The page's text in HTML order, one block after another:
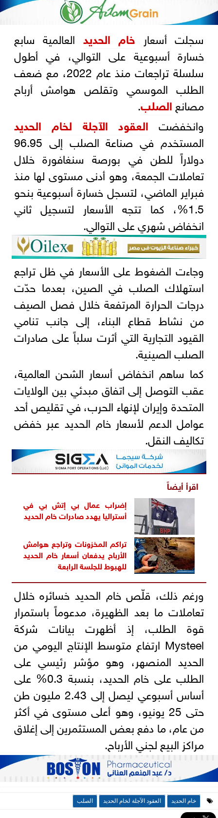
سجلت أسعار خام الحديد العالمية سابع
خسارة أسبوعية على التوالي، في أطول
سلسلة تراجعات منذ عام 2022، مع ضعف
الطلب الموسمي وتقلص هوامش أرباح
مصانعالصلب.
وانخفضت العقود الآجلة لخام الحديد
المستخدم في صناعة الصلب إلى 96.95
دولاراً للطن في بورصة سنغافورة خلال
تعاملات الجمعة، وهو أدنى مستوى لها منذ
فبراير الماضي، لتسجل خسارة أسبوعية بنحو
1.5%، كما تتجه الأسعار لتسجيل ثاني
انخفاض شهري على التوالي.
وجاءت الضغوط على الأسعار في ظل تراجع
استهلاك الصلب في الصين، بعدما حدّت
درجات الحرارة المرتفعة خلال فصل الصيف
من نشاط قطاع البناء، إلى جانب تنامي
القيود التجارية التي أثرت سلباً على صادرات
الصلب الصينية.
كما ساهم انخفاض أسعار الشحن العالمية،
عقب التوصل إلى اتفاق مبدئي بين الولايات
المتحدة وإيران لإنهاء الحرب، في تقليص أحد
عوامل الدعم لأسعار خام الحديد عبر خفض
تكاليف النقل.
اقرأ أيضاً
إضراب عمال بي إتش بي في
أستراليا يهدد صادرات خام الحديد
تراكم المخزونات وتراجع هوامش
الأرباح يدفعان أسعار خام الحديد
للهبوط للجلسة الرابعة
ورغم ذلك، قلّص خام الحديد خسائره خلال
تعاملات ما بعد الظهيرة، مدعوماً باستمرار
قوة الطلب، إذ أظهرت بيانات شركة
Mysteel ارتفاع متوسط الإنتاج اليومي من
الحديد المنصهر، وهو مؤشر رئيسي على
الطلب على خام الحديد، بنسبة 0.3% على
أساس أسبوعي ليصل إلى 2.43 مليون طن
حتى 25 يونيو، وهو أعلى مستوى في أكثر
من عام، ما دفع بعض المستثمرين إلى إغلاق
مراكز البيع لجني الأرباح.
خام الحديد العقود الآجلة لخام الحديد الصلب